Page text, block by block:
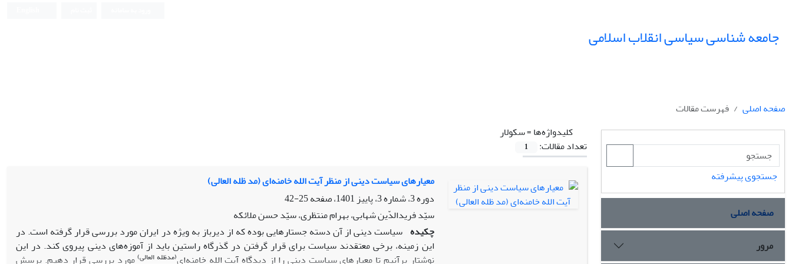
جامعه شناسی سیاسی انقلاب اسلامی
صفحه اصلی
فهرست مقالات
کلیدواژه‌ها =سکولار
تعداد مقالات:
1
معیارهای سیاست دینی از منظر آیت الله خامنه‌ای (مد ظله العالی)
دوره 3، شماره 3، پاییز 1401، صفحه
25-42
سیّد فریدالدّین شهابی، بهرام منتظری، سیّد حسن ملائکه
چکیده سیاست دینی از آن دسته جستارهایی بوده که از دیرباز به ویژه در ایران مورد بررسی قرار گرفته است. در
این زمینه، برخی معتقدند سیاست برای قرار گرفتن در گذرگاه راستین باید از آموزه‌های دینی پیروی کند. در این
نوشتار برآنیم تا معیارهای سیاست دینی را از دیدگاه آیت الله خامنه‌ای(مدظلهالعالی)مورد بررسی قرار دهیم. پرسش
جستجوی پیشرفته
صفحه اصلی
مرور